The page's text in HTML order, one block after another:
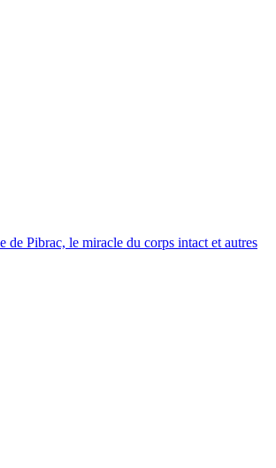
de Pibrac, le miracle du corps intact et autres